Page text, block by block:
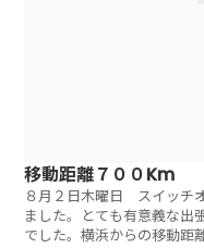
移動距離７００Km
８月２日木曜日 スイッチ
ました。とても有意義な出
でした。横浜からの移動距